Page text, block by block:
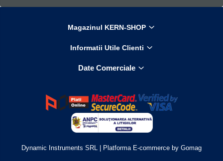
Magazinul KERN-SHOP
Informatii Utile Clienti
Date Comerciale
Dynamic Instruments SRL | Platforma E-commerce by Gomag